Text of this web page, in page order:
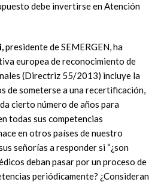
debe invertirse en Atención
presidente de SEMERGEN, ha
europea de reconocimiento de
(Directriz 55/2013) incluye la
de someterse a una recertificación,
cierto número de años para
todas sus competencias
en otros países de nuestro
señorías a responder si “¿son
deban pasar por un proceso de
periódicamente? ¿Consideran